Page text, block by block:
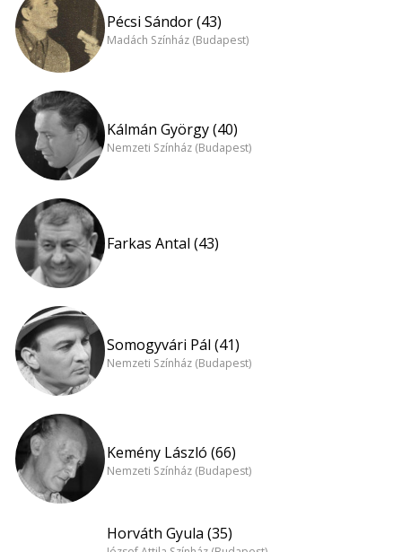
Pécsi Sándor (43)
Madách Színház (Budapest)
Kálmán György (40)
Nemzeti Színház (Budapest)
Farkas Antal (43)
Somogyvári Pál (41)
Nemzeti Színház (Budapest)
Kemény László (66)
Nemzeti Színház (Budapest)
Horváth Gyula (35)